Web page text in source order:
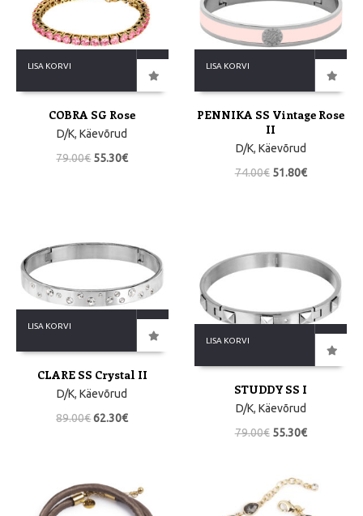
LISA KORVI
COBRA SG Rose
D/K,Käevõrud
79.00€ 55.30€
LISA KORVI
PENNIKA SS Vintage Rose
II
D/K, Käevõrud
74.00€ 51.80€
LISA KORVI
CLARE SS Crystal II
D/K,Käevõrud
89.00€62.30€
LISA KORVI
STUDDY SS I
D/K, Käevõrud
79.00€ 55.30€